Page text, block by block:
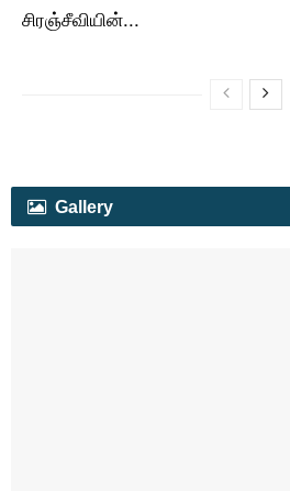
சிரஞ்சீவியின்...
Gallery